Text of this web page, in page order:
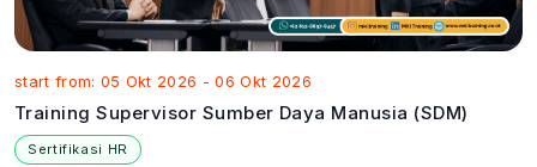
start from: 05 Okt 2026 - 06 Okt 2026
Training Supervisor Sumber Daya Manusia (SDM)
Sertifikasi HR